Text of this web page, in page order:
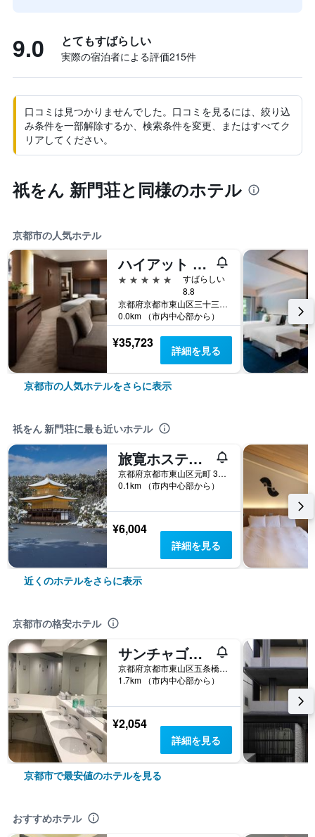
9.0 とてもすばらしい
実際の宿泊者による評価215​件
口コミは見つかりませんでした。口コミを見るには、絞り込
み条件を一部解除するか、検索条件を変更、またはすべてク
リアしてください。
祇をん 新門荘と同様のホテル
京都市の人気ホテル
ハイアット リージェンシー 京都
5つ星
すばらしい
8.8
京都府京都市東山区三十三間堂廻り644-2
0.0km （市内中心部から）
¥35,723 詳細を見る
京都市の人気ホテルをさらに表示
祇をん 新門荘に最も近いホテル
旅寛ホステル祇園
京都府京都市東山区元町 391-2
0.1km （市内中心部から）
¥6,004
詳細を見る
近くのホテルをさらに表示
京都市の格安ホテル
サンチャゴゲストハウス京都
京都府京都市東山区五条橋東6-503
1.7km （市内中心部から）
¥2,054
詳細を見る
京都市で最安値のホテルを見る
おすすめホテル